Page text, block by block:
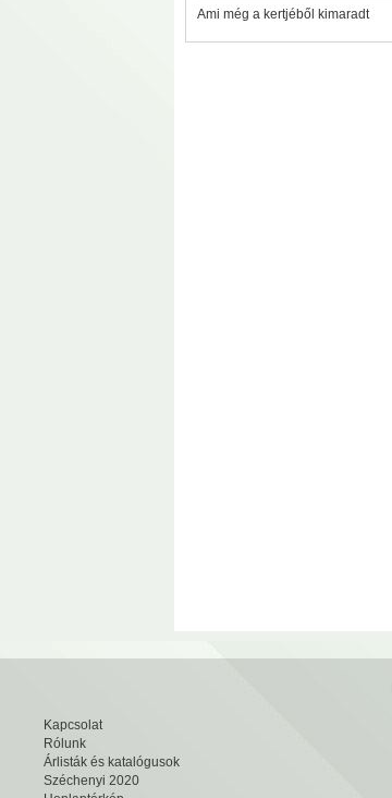
Ami még a kertjéből kimaradt
Kapcsolat
Rólunk
Árlisták és katalógusok
Széchenyi 2020